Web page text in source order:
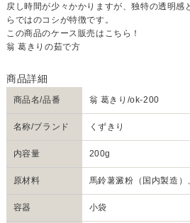
戻し時間が少々かかりますが、独特の透明感
らではのコシが特徴です。
この商品のケース販売はこちら！
翁 葛きりの茹で方
商品名/品番 翁 葛きり/ok-200
名称/ブランド くずきり
内容量 200g
原材料 馬鈴薯澱粉（国内製造）
容器 小袋